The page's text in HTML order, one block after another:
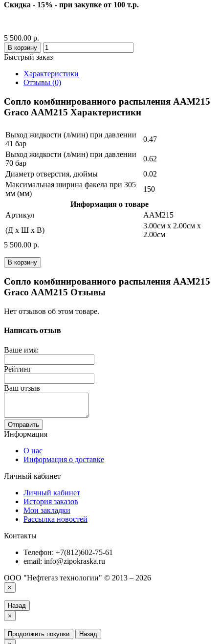
Скидка - 15% - при закупке от 100 т.р.
5 500.00 р.
В корзину
Быстрый заказ
Характеристики
Отзывы (0)
Сопло комбинированного распыления AAM215
Graco AAM215 Характеристики
Выход жидкости (л/мин) при давлении
41 бар
0.47
Выход жидкости (л/мин) при давлении
70 бар
0.62
Диаметр отверстия, дюймы
0.02
Максимальная ширина факела при 305
мм (мм)
150
Информация о товаре
Артикул
AAM215
(Д x Ш x В)
3.00см x 2.00см x
2.00см
5 500.00 р.
В корзину
Сопло комбинированного распыления AAM215
Graco AAM215 Отзывы
Нет отзывов об этом товаре.
Написать отзыв
Ваше имя:
Рейтинг
Ваш отзыв
Отправить
Информация
О нас
Информация о доставке
Личный кабинет
Личный кабинет
История заказов
Мои закладки
Рассылка новостей
Контакты
Телефон: +7(812)602-75-61
email: info@zipokraska.ru
ООО "Нефтегаз технологии" © 2013 – 2026
×
Назад
×
Продолжить покупки
Назад